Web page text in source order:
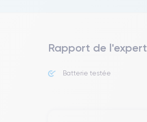
Rapport de l'expert
Batterie testée